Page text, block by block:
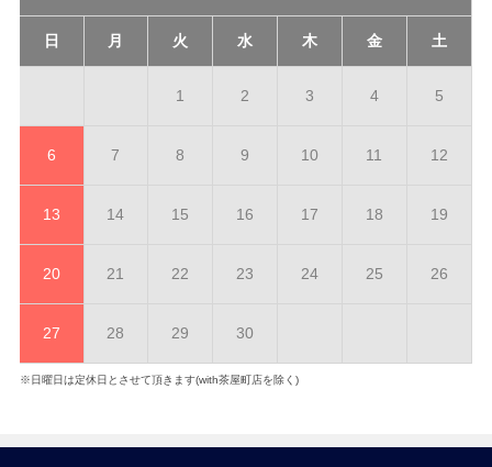
日 月 火 水 木 金 土
1 2 3 4 5
6 7 8 9 10 11 12
13 14 15 16 17 18 19
20 21 22 23 24 25 26
27 28 29 30
※日曜日は定休日とさせて頂きます(with茶屋町店を除く)